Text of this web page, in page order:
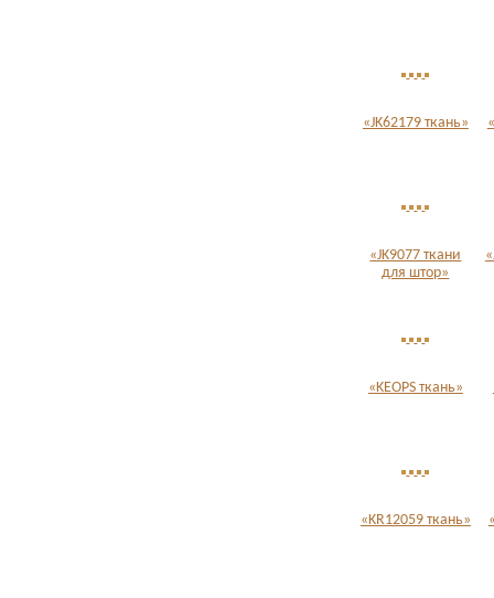
«JK62179 ткань»
«JK9077 ткани
для штор»
«KEOPS ткань»
«KR12059 ткань»